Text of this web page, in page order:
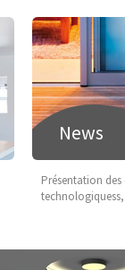
News
Présentation